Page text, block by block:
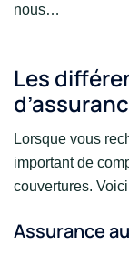
nous…
Les
Lorsque vous
important de
couvertures.
Assurance